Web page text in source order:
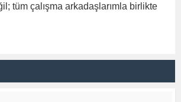
tüm çalışma arkadaşlarımla birlikte